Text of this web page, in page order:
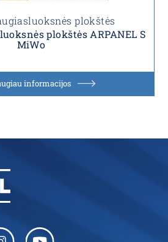
plokštės
plokštės ARPANEL S
MiWo
informacijos